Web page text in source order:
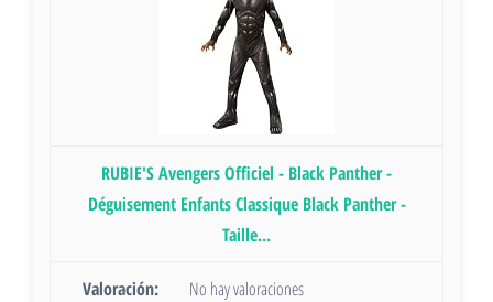
RUBIE'S Avengers Officiel - Black Panther -
Déguisement Enfants Classique Black Panther -
Taille...
No hay valoraciones